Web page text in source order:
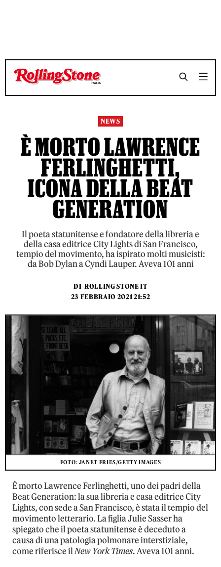
TEMPO DI LETTURA 3 MINUTI SHARE
TEMPO DI LETTURA 3 MINUTI SHARE
NEWS
È MORTO LAWRENCE
FERLINGHETTI,
ICONA DELLA BEAT
GENERATION
Il poeta statunitense e fondatore della libreria e
della casa editrice City Lights di San Francisco,
tempio del movimento, ha ispirato molti musicisti:
da Bob Dylan a Cyndi Lauper. Aveva 101 anni
DI ROLLING STONE IT
23 FEBBRAIO 2021 21:52
FOTO: JANET FRIES/GETTY IMAGES
È morto Lawrence Ferlinghetti, uno dei padri della
Beat Generation: la sua libreria e casa editrice City
Lights, con sede a San Francisco, è stata il tempio del
movimento letterario. La figlia Julie Sasser ha
spiegato che il poeta statunitense è deceduto a
causa di una patologia polmonare interstiziale,
come riferisce ilNew York Times. Aveva 101 anni.